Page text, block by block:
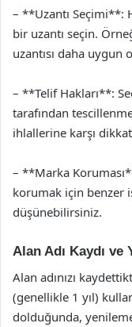
– **Uzantı Seçimi**:
bir uzantı seçin.
uzantısı daha uygun
– **Telif Hakları**:
tarafından
ihlallerine karşı
– **Marka
korumak için benzer
düşünebilirsiniz.
Alan Adı Kaydı ve
Alan adınızı
(genellikle 1 yıl)
dolduğunda,